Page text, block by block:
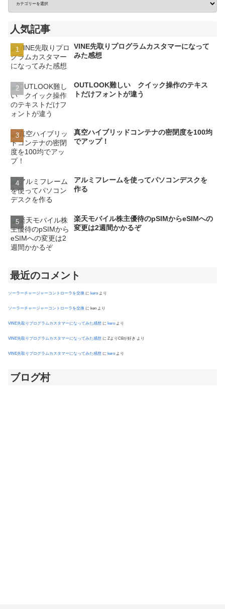
人気記事
VINE先取りプログラムカスタマーになって
みた感想
OUTLOOK難しい クイック操作のテキス
トだけフォントが違う
真空ハイブリッドコンテナの密閉度を100均
でアップ！
アルミフレームを使ってパソコンデスクを
作る
楽天モバイル株主優待のpSIMからeSIMへの
変更は2週間かかるぞ
最近のコメント
ソーラーチャージャーコントローラを交換 に kero より
ソーラーチャージャーコントローラを交換 に ken より
VINE先取りプログラムカスタマーになってみた感想 に kero より
VINE先取りプログラムカスタマーになってみた感想 に ZよりCBが好き より
VINE先取りプログラムカスタマーになってみた感想 に kero より
ブログ村